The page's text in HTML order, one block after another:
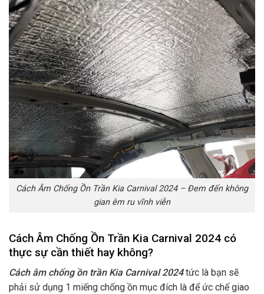
Cách Âm Chống Ồn Trần Kia Carnival 2024 – Đem đến không
gian êm ru vĩnh viễn
Cách Âm Chống Ồn Trần Kia Carnival 2024 có
thực sự cần thiết hay không?
Cách âm chống ồn trần Kia Carnival 2024tức là bạn sẽ
phải sử dụng 1 miếng chống ồn mục đích là để ức chế giao